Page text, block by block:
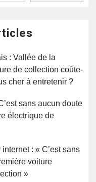
: Vallée de la
de collection coûte-
cher à entretenir ?
sans aucun doute
électrique de
: « C’est sans
voiture
»